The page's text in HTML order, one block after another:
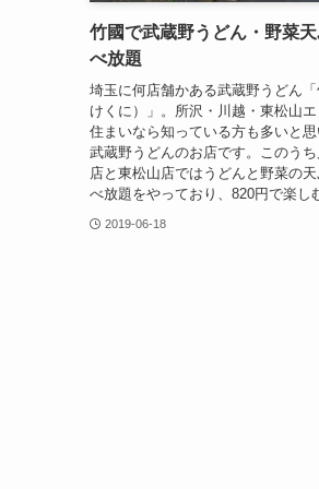
竹國で武蔵野うどん・野菜
べ放題
埼玉に何店舗かある武蔵野うどん
けくに）」。所沢・川越・東松山
住まいなら知っている方も多いと
武蔵野うどんのお店です。このうち
店と東松山店ではうどんと野菜の
べ放題をやっており、820円で楽し
2019-06-18